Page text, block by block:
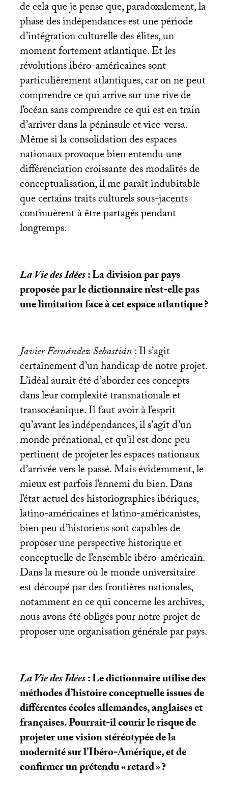
de cela que je pense que, paradoxalement, la
phase des indépendances est une période
d’intégration culturelle des élites, un
moment fortement atlantique. Et les
révolutions ibéro-américaines sont
particulièrement atlantiques, car on ne peut
comprendre ce qui arrive sur une rive de
l’océan sans comprendre ce qui est en train
d’arriver dans la péninsule et vice-versa.
Même si la consolidation des espaces
nationaux provoque bien entendu une
différenciation croissante des modalités de
conceptualisation, il me paraît indubitable
que certains traits culturels sous-jacents
continuèrent à être partagés pendant
longtemps.
La Vie des Idées: La division par pays
proposée par le dictionnaire n’est-elle pas
une limitation face à cet espace atlantique?
Javier Fernández Sebastián: Il s’agit
certainement d’un handicap de notre projet.
L’idéal aurait été d’aborder ces concepts
dans leur complexité transnationale et
transocéanique. Il faut avoir à l’esprit
qu’avant les indépendances, il s’agit d’un
monde prénational, et qu’il est donc peu
pertinent de projeter les espaces nationaux
d’arrivée vers le passé. Mais évidemment, le
mieux est parfois l’ennemi du bien. Dans
l’état actuel des historiographies ibériques,
latino-américaines et latino-américanistes,
bien peu d’historiens sont capables de
proposer une perspective historique et
conceptuelle de l’ensemble ibéro-américain.
Dans la mesure où le monde universitaire
est découpé par des frontières nationales,
notamment en ce qui concerne les archives,
nous avons été obligés pour notre projet de
proposer une organisation générale par pays.
La Vie des Idées: Le dictionnaire utilise des
méthodes d’histoire conceptuelle issues de
différentes écoles allemandes, anglaises et
françaises. Pourrait-il courir le risque de
projeter une vision stéréotypée de la
modernité sur l’Ibéro-Amérique, et de
confirmer un prétendu «retard»?